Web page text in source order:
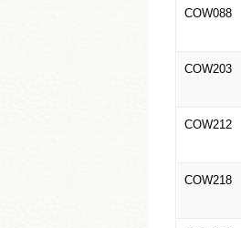
COW088
COW203
COW212
COW218